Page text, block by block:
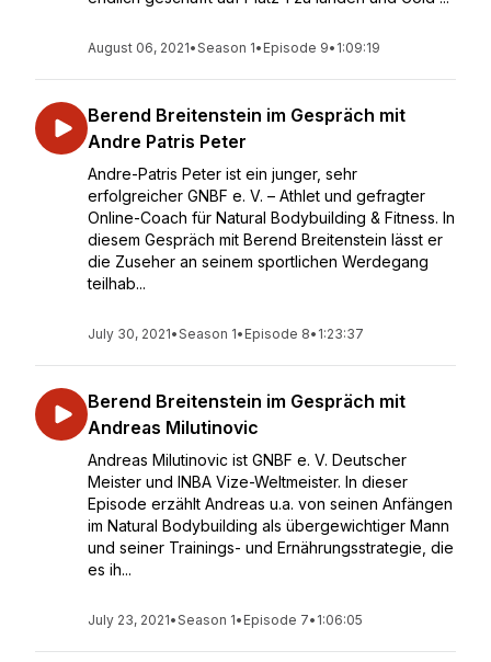
August 06, 2021•Season 1• Episode 9• 1:09:19
Berend Breitenstein im Gespräch mit
Andre Patris Peter
Andre-Patris Peter ist ein junger, sehr
erfolgreicher GNBF e. V. – Athlet und gefragter
Online-Coach für Natural Bodybuilding & Fitness. In
diesem Gespräch mit Berend Breitenstein lässt er
die Zuseher an seinem sportlichen Werdegang
teilhab...
July 30, 2021•Season 1• Episode 8• 1:23:37
Berend Breitenstein im Gespräch mit
Andreas Milutinovic
Andreas Milutinovic ist GNBF e. V. Deutscher
Meister und INBA Vize-Weltmeister. In dieser
Episode erzählt Andreas u.a. von seinen Anfängen
im Natural Bodybuilding als übergewichtiger Mann
und seiner Trainings- und Ernährungsstrategie, die
es ih...
July 23, 2021•Season 1• Episode 7• 1:06:05